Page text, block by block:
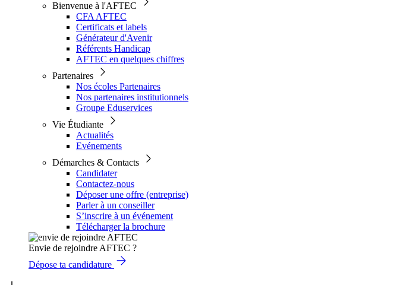
Bienvenue à l'AFTEC
CFA AFTEC
Certificats et labels
Générateur d'Avenir
Référents Handicap
AFTEC en quelques chiffres
Partenaires
Nos écoles Partenaires
Nos partenaires institutionnels
Groupe Eduservices
Vie Étudiante
Actualités
Evénements
Démarches & Contacts
Candidater
Contactez-nous
Déposer une offre (entreprise)
Parler à un conseiller
S’inscrire à un événement
Télécharger la brochure
Envie de rejoindre AFTEC ?
Dépose ta candidature